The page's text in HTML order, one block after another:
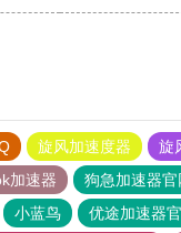
旋风加速度器
旋
加速器
狗急加速器官
小蓝鸟 优途加速器